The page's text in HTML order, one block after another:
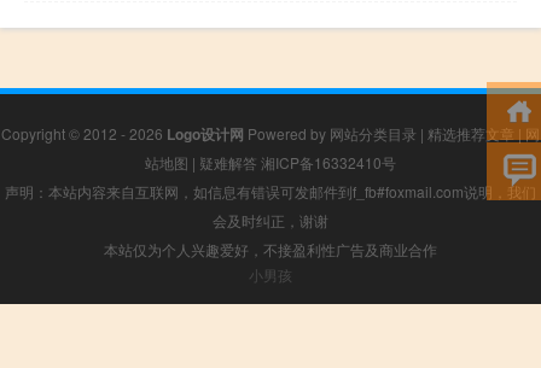
Copyright © 2012 - 2026 Logo设计网 Powered by 网站分类目录 | 精选推荐文章 | 网
站地图 | 疑难解答 湘ICP备16332410号
声明：本站内容来自互联网，如信息有错误可发邮件到f_fb#foxmail.com说明，我们
会及时纠正，谢谢
本站仅为个人兴趣爱好，不接盈利性广告及商业合作
小男孩